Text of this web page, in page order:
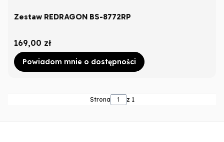
Zestaw REDRAGON BS-8772RP
Cena
169,00 zł
Powiadom mnie o dostępności
Strona z 1